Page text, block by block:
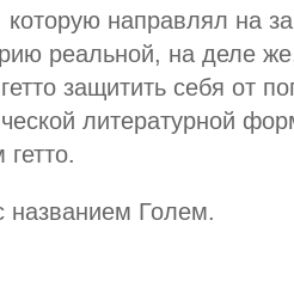
направлял на
реальной, на деле
защитить себя от
литературной
названием Голем.